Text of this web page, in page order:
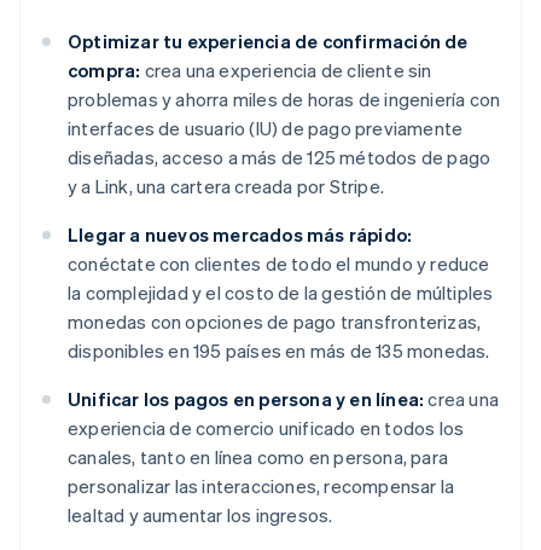
Optimizar tu experiencia de confirmación de
compra: crea una experiencia de cliente sin
problemas y ahorra miles de horas de ingeniería con
interfaces de usuario (IU) de pago previamente
diseñadas, acceso a más de 125 métodos de pago
y a Link, una cartera creada por Stripe.
Llegar a nuevos mercados más rápido:
conéctate con clientes de todo el mundo y reduce
la complejidad y el costo de la gestión de múltiples
monedas con opciones de pago transfronterizas,
disponibles en 195 países en más de 135 monedas.
Unificar los pagos en persona y en línea: crea una
experiencia de comercio unificado en todos los
canales, tanto en línea como en persona, para
personalizar las interacciones, recompensar la
lealtad y aumentar los ingresos.